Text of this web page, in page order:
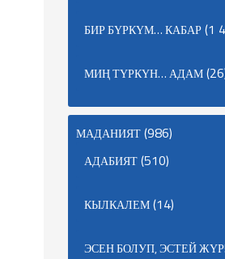
БИР БҮРКҮМ… КАБАР(1
МИҢ ТҮРКҮН… АДАМ
МАДАНИЯТ(986)
АДАБИЯТ(510)
КЫЛКАЛЕМ(14)
ЭСЕН БОЛУП, ЭСТЕЙ ЖҮР!